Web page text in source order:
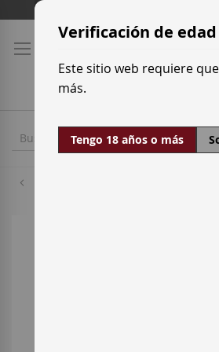
contenido
Verificación de edad
Este sitio web requiere
más.
Tengo 18 años o más